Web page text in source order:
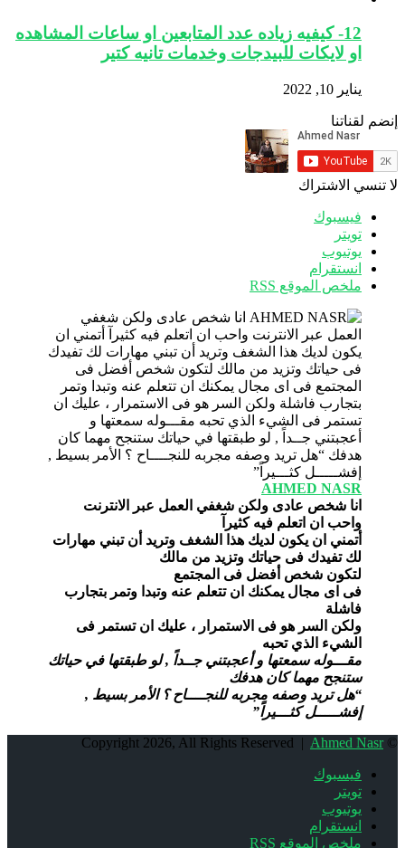
12- كيفيه زياده عدد المتابعين او ساعات المشاهده
او لايكات للبيدجات وخدمات تانيه كتير
يناير 10, 2022
إنضم لقناتنا
لا تنسي الاشتراك
فيسبوك
تويتر
يوتيوب
انستقرام
ملخص الموقع RSS
AHMED NASR
انا شخص عادى ولكن شغفي العمل عبر الانترنت
واحب ان اتعلم فيه كثيرآ
أتمني ان يكون لديك هذا الشغف وتريد أن تبني مهارات
لك تفيدك فى حياتك وتزيد من مالك
لتكون شخص أفضل فى المجتمع
فى اى مجال يمكنك ان تتعلم عنه وتبدا وتمر بتجارب
فاشلة
ولكن السر هو فى الاستمرار ، عليك ان تستمر فى
الشيء الذي تحبه
مقـــوله سمعتها و أعجبتني جــداً , لو طبقتها في حياتك
ستنجح مهما كان هدفك
“هل تريد وصفه مجربه للنجــــاح ؟ الأمر بسيط ,
إفشـــــل كثـــيراً”
© Copyright 2026, All Rights Reserved |
Ahmed Nasr
فيسبوك
تويتر
يوتيوب
انستقرام
ملخص الموقع RSS